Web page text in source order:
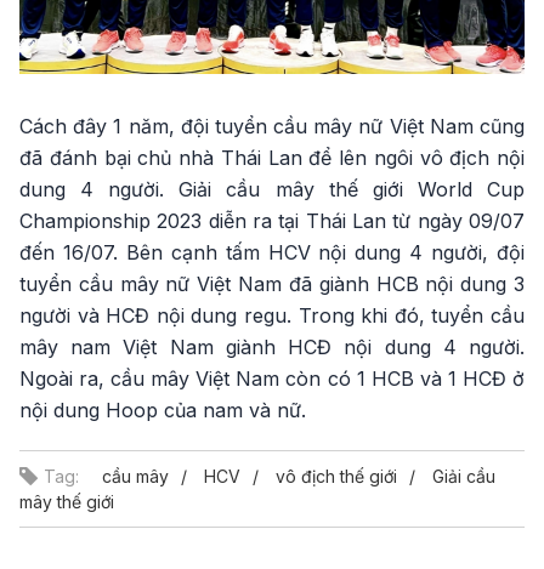
Cách đây 1 năm, đội tuyển cầu mây nữ Việt Nam cũng
đã đánh bại chủ nhà Thái Lan để lên ngôi vô địch nội
dung 4 người. Giải cầu mây thế giới World Cup
Championship 2023 diễn ra tại Thái Lan từ ngày 09/07
đến 16/07. Bên cạnh tấm HCV nội dung 4 người, đội
tuyển cầu mây nữ Việt Nam đã giành HCB nội dung 3
người và HCĐ nội dung regu. Trong khi đó, tuyển cầu
mây nam Việt Nam giành HCĐ nội dung 4 người.
Ngoài ra, cầu mây Việt Nam còn có 1 HCB và 1 HCĐ ở
nội dung Hoop của nam và nữ.
Tag: cầu mây HCV vô địch thế giới
Giải cầu
mây thế giới